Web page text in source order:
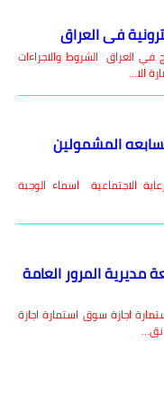
في العراق
في العراق الشروط والاجراءات
الا…
المشمولين
الاجتماعية اسماء الوجبة
مديرية المرور العامة
اجازة سوق استمارة اجازة
نق…